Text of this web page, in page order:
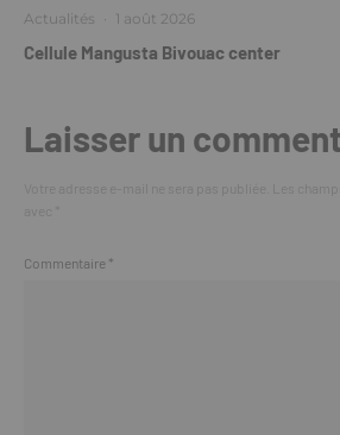
Actualités · 1 août 2026
Cellule Mangusta Bivouac center
Laisser un
Commentaire *